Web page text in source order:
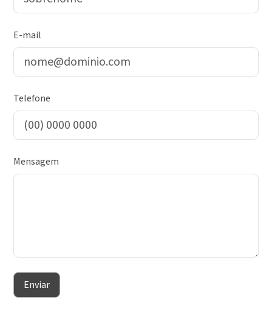
E-mail
Telefone
Mensagem
Enviar